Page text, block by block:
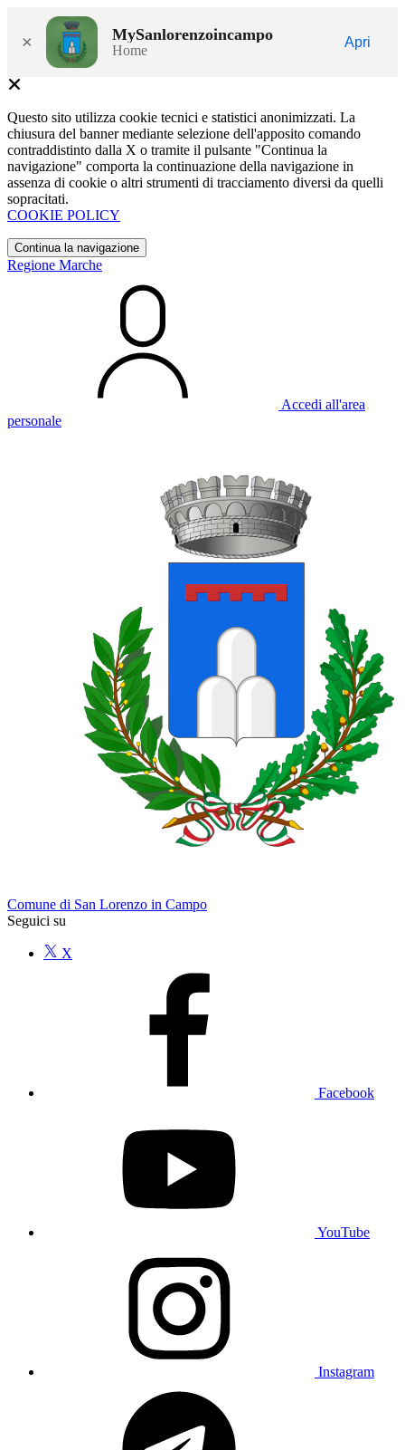
× MySanlorenzoincampo
Home
Apri
Questo sito utilizza cookie tecnici e statistici anonimizzati. La
chiusura del banner mediante selezione dell'apposito comando
contraddistinto dalla X o tramite il pulsante "Continua la
navigazione" comporta la continuazione della navigazione in
assenza di cookie o altri strumenti di tracciamento diversi da quelli
sopracitati.
COOKIE POLICY
Continua la navigazione
Regione Marche
Accedi all'area
personale
Comune di San Lorenzo in Campo
Seguici su
X
Facebook
YouTube
Instagram